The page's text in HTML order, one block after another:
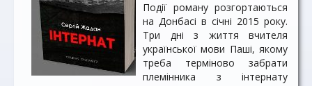
Події роману розгортаються
на Донбасі в січні 2015 року.
Три дні з життя вчителя
української мови Паші, якому
треба терміново забрати
племінника з інтернату